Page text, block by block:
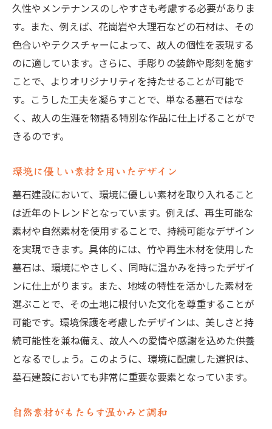
久性やメンテナンスのしやすさも考慮する必要がありま
す。また、例えば、花崗岩や大理石などの石材は、その
色合いやテクスチャーによって、故人の個性を表現する
のに適しています。さらに、手彫りの装飾や彫刻を施す
ことで、よりオリジナリティを持たせることが可能で
す。こうした工夫を凝らすことで、単なる墓石ではな
く、故人の生涯を物語る特別な作品に仕上げることがで
きるのです。
環境に優しい素材を用いたデザイン
墓石建設において、環境に優しい素材を取り入れること
は近年のトレンドとなっています。例えば、再生可能な
素材や自然素材を使用することで、持続可能なデザイン
を実現できます。具体的には、竹や再生木材を使用した
墓石は、環境にやさしく、同時に温かみを持ったデザイ
ンに仕上がります。また、地域の特性を活かした素材を
選ぶことで、その土地に根付いた文化を尊重することが
可能です。環境保護を考慮したデザインは、美しさと持
続可能性を兼ね備え、故人への愛情や感謝を込めた供養
となるでしょう。このように、環境に配慮した選択は、
墓石建設においても非常に重要な要素となっています。
自然素材がもたらす温かみと調和